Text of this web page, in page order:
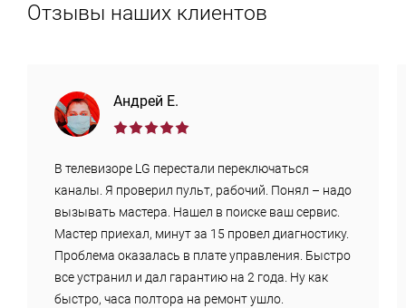
Отзывы наших клиентов
Андрей Е.
В телевизоре LG перестали переключаться
каналы. Я проверил пульт, рабочий. Понял – надо
вызывать мастера. Нашел в поиске ваш сервис.
Мастер приехал, минут за 15 провел диагностику.
Проблема оказалась в плате управления. Быстро
все устранил и дал гарантию на 2 года. Ну как
быстро, часа полтора на ремонт ушло.